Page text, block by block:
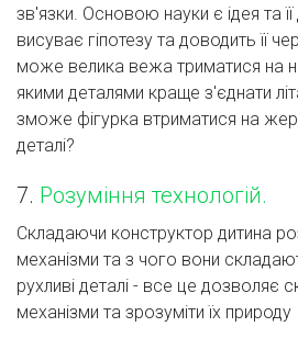
зв'язки. Основою науки є ідея та
висуває гіпотезу та доводить її
може велика вежа триматися на
якими деталями краще з'єднати
зможе фігурка втриматися на
деталі?
7. Розуміння технологій.
Складаючи конструктор дитина
механізми та з чого вони
рухливі деталі - все це дозволяє
механізми та зрозуміти їх природу